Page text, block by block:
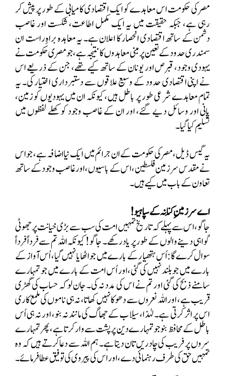
مصر کی حکومت اس معاہدے کو ایک اقتصادی کامیابی کے طور پر پیش کر
رہی ہے، جبکہ حقیقت میں یہ ایک مکمل اطاعت، شکست اور غاصب
دشمن کے ساتھ اقتصادی انحصار کا اعلان ہے۔ یہ معاہدہ براہِ راست ان
سمندری حدود کے تعین پر مبنی معاہدوں کا نتیجہ ہے، جو مصری حکومت نے
یہودی وجود، قبرص اور یونان کے ساتھ کیے تھے، جن کے ذریعے اس
نے اپنی اقتصادی حدود کے وسیع علاقوں سے دستبرداری اختیار کی۔ یہ
تمام معاہدے شرعی طور پر باطل ہیں، کیونکہ ان میں یہودیوں کو زمین،
پانی اور وسائل دیے گئے، اور ان کے غاصب وجود کو کھلے لفظوں میں
تسلیم کیا گیا۔
یہ گیس ڈیل، مصر کی حکومت کے ان جرائم میں ایک نیا اضافہ ہے، جو اس
نے مقدس سرزمین فلسطین، اس کے باسیوں، اور غاصب وجود کے ساتھ
تعاون کے باب میں کیے ہیں۔
اے سرزمینِ کِنانہ کے سپاہیو!
جاگو، اس سے پہلے کہ تاریخ تمہیں امت کی سب سے بڑی خیانت پر جھوٹی
گواہی دینے والوں کے طور پر یاد رکھے۔ جاگو! کیونکہ اللہ تم سے فرداً فرداً
سوال کرے گا: اُس ہتھیار کے بارے میں جو اٹھایا نہیں گیا، اُس آواز کے
بارے میں جو بلند نہیں کی گئی، اور اُس امت کے بارے میں جو تمہارے
سامنے ذبح کی گئی اور تم نے اس کی مدد نہ کی۔ جان لو کہ حساب کی گھڑی
قریب ہے، اور اللہ نعروں سے دھوکا نہیں کھاتا، نہ ہی ناموں کی ملمع کاری
اس پر اثر کرتیہے۔ لہٰذا، سیلاب کے جھاگ کی مانند نہ بنو، اور نہ ہی اُس
باطل کے محافظ بنو جو تمہارے دین پر پشت سے وار کرتا ہے، پھر تمہارے
سروں پر فریب کی چادریں تان دیتا ہے۔ ہم اللہ سے دعا کرتے ہیں کہ وہ
تمہیں حق کی طرف رہنمائی دے، اور اس کی پیروی کی توفیق عطا فرمائے۔